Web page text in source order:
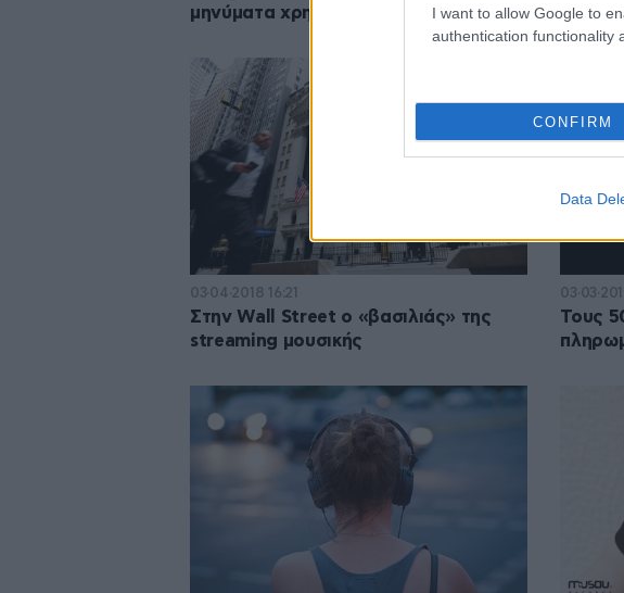
I want to allow Google to
authentication functionality
CONFIRM
Data
μηνύματα χρηστών
03·04·2018 16:21
Στην Wall Street ο «βασιλιάς» της
streaming μουσικής
Τους